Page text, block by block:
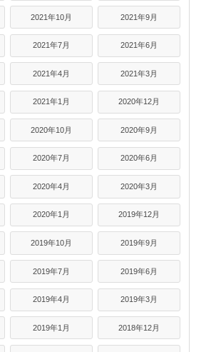
2021年10月 2021年9月
2021年7月 2021年6月
2021年4月 2021年3月
2021年1月 2020年12月
2020年10月 2020年9月
2020年7月 2020年6月
2020年4月 2020年3月
2020年1月 2019年12月
2019年10月 2019年9月
2019年7月 2019年6月
2019年4月 2019年3月
2019年1月 2018年12月